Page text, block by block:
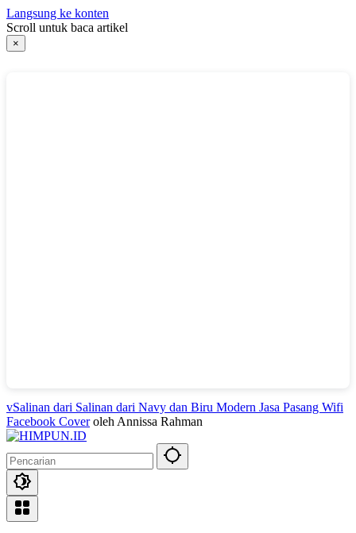
Langsung ke konten
Scroll untuk baca artikel
×
vSalinan dari Salinan dari Navy dan Biru Modern Jasa Pasang Wifi
Facebook Coveroleh Annissa Rahman